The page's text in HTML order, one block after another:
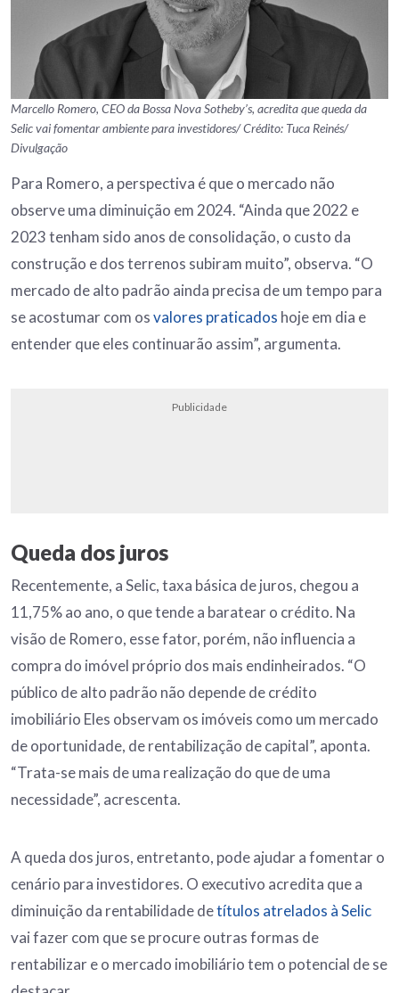
Marcello Romero, CEO da Bossa Nova Sotheby’s, acredita que queda da
Selic vai fomentar ambiente para investidores/ Crédito: Tuca Reinés/
Divulgação
Para Romero, a perspectiva é que o mercado não
observe uma diminuição em 2024. “Ainda que 2022 e
2023 tenham sido anos de consolidação, o custo da
construção e dos terrenos subiram muito”, observa. “O
mercado de alto padrão ainda precisa de um tempo para
se acostumar com osvalores praticados hoje em dia e
entender que eles continuarão assim”, argumenta.
Publicidade
Queda dos juros
Recentemente, a Selic, taxa básica de juros, chegou a
11,75% ao ano, o que tende a baratear o crédito. Na
visão de Romero, esse fator, porém, não influencia a
compra do imóvel próprio dos mais endinheirados. “O
público de alto padrão não depende de crédito
imobiliário Eles observam os imóveis como um mercado
de oportunidade, de rentabilização de capital”, aponta.
“Trata-se mais de uma realização do que de uma
necessidade”, acrescenta.
A queda dos juros, entretanto, pode ajudar a fomentar o
cenário para investidores. O executivo acredita que a
diminuição da rentabilidade detítulos atrelados à Selic
vai fazer com que se procure outras formas de
rentabilizar e o mercado imobiliário tem o potencial de se